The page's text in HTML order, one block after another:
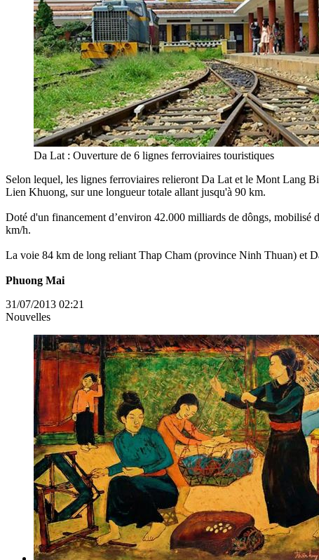
Da Lat : Ouverture de 6 lignes ferroviaires touristiques
Selon lequel, les lignes ferroviaires relieront Da Lat et le Mont Lang
Lien Khuong, sur une longueur totale allant jusqu'à 90 km.
Doté d'un financement d’environ 42.000 milliards de dôngs, mobilisé
km/h.
La voie 84 km de long reliant Thap Cham (province Ninh Thuan) et
Phuong Mai
31/07/2013 02:21
Nouvelles